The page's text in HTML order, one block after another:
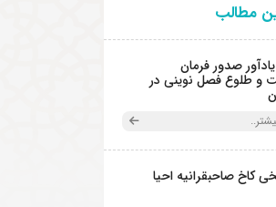
مطالب
یادآور صدور فرمان
و طلوع فصل نوینی در
کاخ صاحبقرانیه احیا